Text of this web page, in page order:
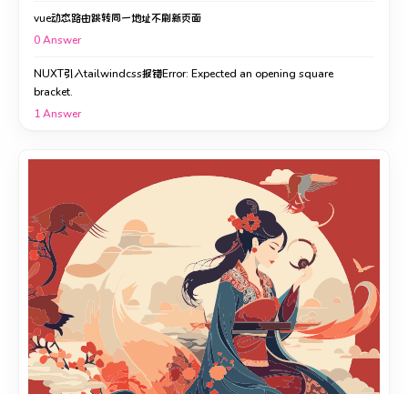
vue动态路由跳转同一地址不刷新页面
0Answer
NUXT引入tailwindcss报错Error: Expected an opening square
bracket.
1Answer